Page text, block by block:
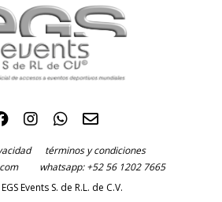
términos y condiciones
whatsapp: +52 56 1202 7665
Events S. de R.L. de C.V.